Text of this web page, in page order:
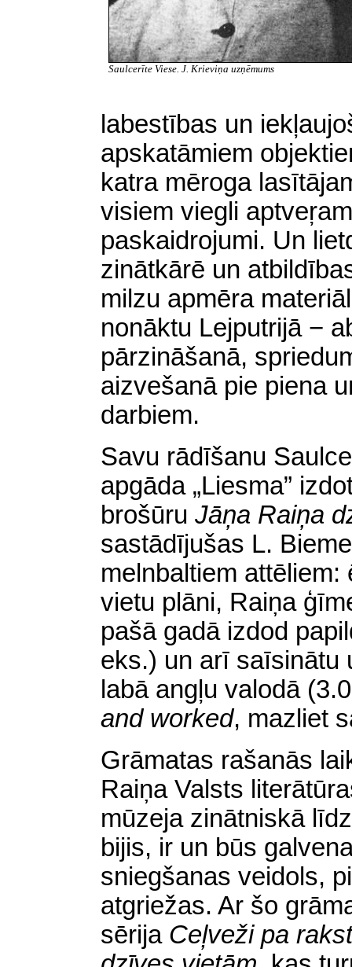
Saulcerīte Viese. J. Krieviņa uzņēmums
labestības un
apskatāmiem
katra mēroga
visiem viegli
paskaidrojumi. Un
zinātkārē un
milzu apmēra
nonāktu Lejputrijā −
pārzināšanā,
aizvešanā pie piena
darbiem.
Savu rādīšanu
apgāda „Liesma”
brošūru Jāņa Raiņa
sastādījušas L.
melnbaltiem
vietu plāni, Raiņa
pašā gadā izdod
eks.) un arī saīsinātu
labā angļu valodā
and worked, mazliet
Grāmatas rašanās
Raiņa Valsts
mūzeja zinātniskā
bijis, ir un būs
sniegšanas veidols,
atgriežas. Ar šo
sērija Ceļveži pa